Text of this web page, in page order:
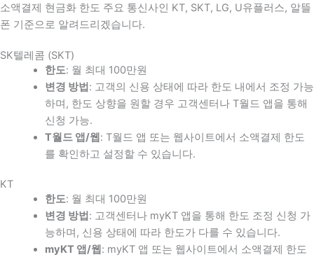
소액결제 현금화 한도 주요 통신사인 KT, SKT, LG, U유플러스, 알뜰
폰 기준으로 알려드리겠습니다.
SK텔레콤 (SKT)
한도: 월 최대 100만원
변경 방법 : 고객의 신용 상태에 따라 한도 내에서 조정 가능
하며, 한도 상향을 원할 경우 고객센터나 T월드 앱을 통해
신청 가능.
T월드 앱/웹 : T월드 앱 또는 웹사이트에서 소액결제 한도
를 확인하고 설정할 수 있습니다.
KT
한도: 월 최대 100만원
변경 방법 : 고객센터나 myKT 앱을 통해 한도 조정 신청 가
능하며, 신용 상태에 따라 한도가 다를 수 있습니다.
myKT 앱/웹 : myKT 앱 또는 웹사이트에서 소액결제 한도